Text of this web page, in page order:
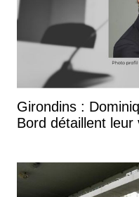
Girondins :
Bord détaillent leur